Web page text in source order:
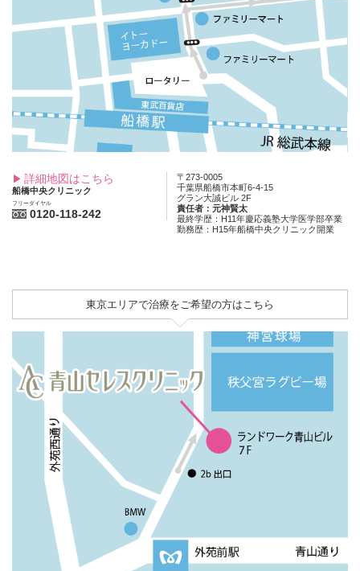
詳細地図はこちら
船橋中央クリニック
フリーダイヤル
0120-118-242
〒273-0005
千葉県船橋市本町6-4-15
グラン大誠ビル 2F
責任者：元神賢太
最終学歴：H11年慶応義塾大学医学部卒業
勤務歴：H15年船橋中央クリニック開業
東京エリアで治療をご希望の方はこちら